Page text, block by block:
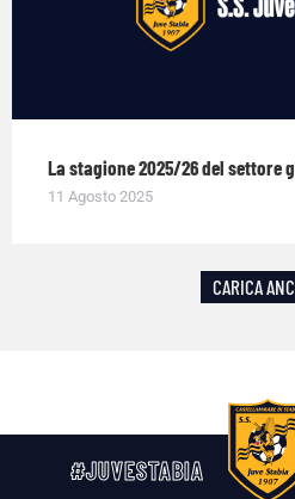
La stagione 2025/26 del settore
11 Agosto 2025
CARICA
#JUVESTABIA